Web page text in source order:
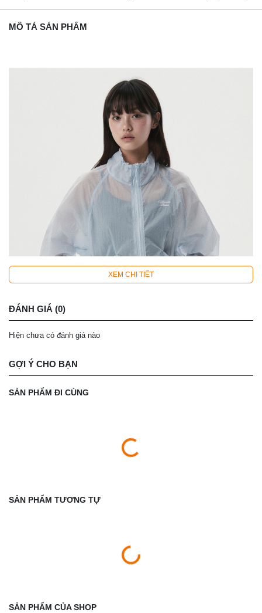
MÔ TẢ SẢN PHẨM
XEM CHI TIẾT
ĐÁNH GIÁ (0)
Hiện chưa có đánh giá nào
GỢI Ý CHO BẠN
SẢN PHẨM ĐI CÙNG
SẢN PHẨM TƯƠNG TỰ
SẢN PHẨM CỦA SHOP